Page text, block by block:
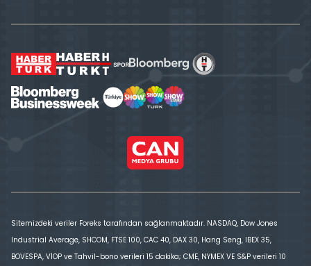
Sitemizdeki veriler Foreks tarafından sağlanmaktadır. NASDAQ, Dow Jones
Industrial Average, SHCOM, FTSE 100, CAC 40, DAX 30, Hang Seng, IBEX 35,
BOVESPA, VİOP ve Tahvil-bono verileri 15 dakika; CME, NYMEX VE S&P verileri 10